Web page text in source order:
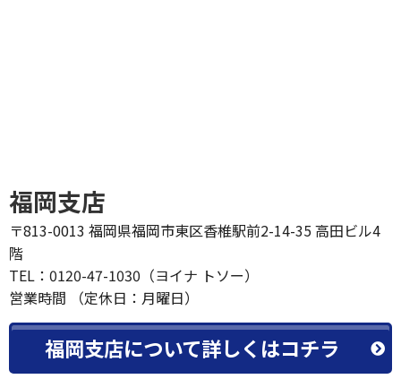
福岡支店
〒813-0013 福岡県福岡市東区香椎駅前2-14-35 高田ビル4
階
TEL：0120-47-1030（ヨイナ トソー）
営業時間 （定休日：月曜日）
福岡支店について詳しくはコチラ